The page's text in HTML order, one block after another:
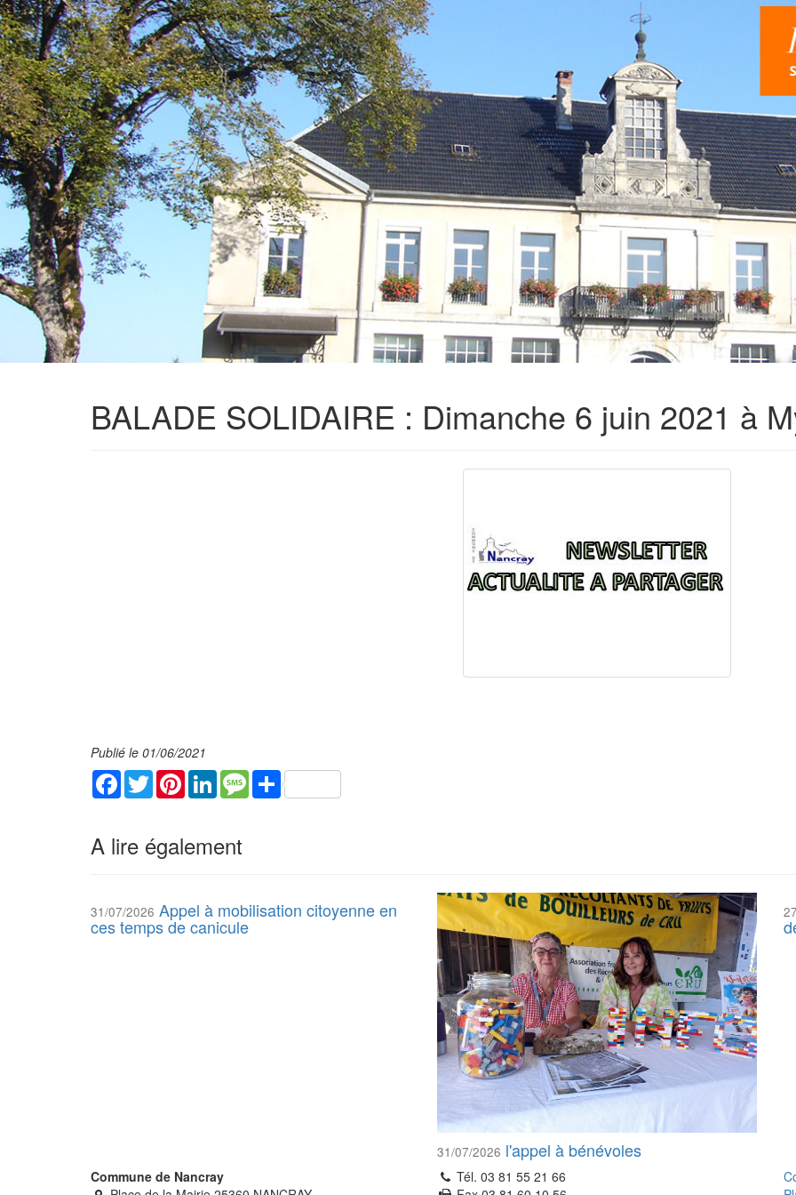
BALADE SOLIDAIRE : Dimanche 6 juin 2021 à
Publié le 01/06/2021
Facebook
TwitterPinterestLinkedInMessageShare
A lire également
31/07/2026 Appel à mobilisation citoyenne en
ces temps de canicule
31/07/2026 l'appel à bénévoles
Commune de Nancray
Tél. 03 81 55 21 66